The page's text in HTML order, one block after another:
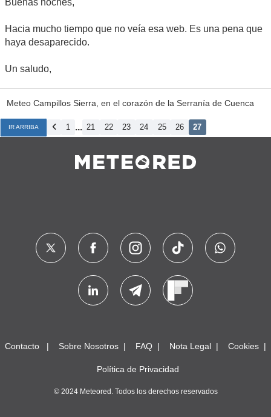
Hacia mucho tiempo que no veía esa web. Es una pena que
haya desaparecido.
Un saludo,
Meteo Campillos Sierra, en el corazón de la Serranía de Cuenca
IR ARRIBA 1 ... 21 22 23 24 25 26 27
Contacto Sobre Nosotros FAQ Nota Legal Cookies
Política de Privacidad
© 2024 Meteored. Todos los derechos reservados